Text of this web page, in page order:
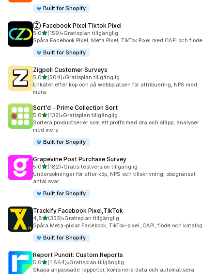
Built for Shopify
Ⓩ Facebook Pixel Tiktok Pixel
5,0av 5 stjärnor
(159)
159 recensioner totalt
•Gratisplan tillgänglig
Spåra Facebook Pixel, Meta Pixel, TikTok Pixel med CAPI och flöde
Built for Shopify
Zigpoll Customer Surveys
5,0av 5 stjärnor
(504)
504 recensioner totalt
•Gratisplan tillgänglig
Enkäter efter köp och på webbplatsen för attribuering, NPS med
mera
Sort'd ‑ Prime Collection Sort
5,0av 5 stjärnor
(132)
132 recensioner totalt
•Gratisplan tillgänglig
Sortera produktserier som ett proffs med dra och släpp, analyser
med mera
Built for Shopify
Grapevine Post Purchase Survey
5,0av 5 stjärnor
(182)
182 recensioner totalt
•Gratis testversion tillgänglig
Undersökningar för efter köp, NPS och tillskrivning, obegränsat
antal svar
Built for Shopify
Trackify Facebook Pixel,TikTok
4,8av 5 stjärnor
(353)
353 recensioner totalt
•Gratisplan tillgänglig
Spåra Meta-pixlar Facebook, TikTok-pixel, CAPI, flöde och katalog
Built for Shopify
Report Pundit: Custom Reports
5,0av 5 stjärnor
(1 864)
1864 recensioner totalt
•Gratisplan tillgänglig
Skapa anpassade rapporter, kombinera data och automatisera